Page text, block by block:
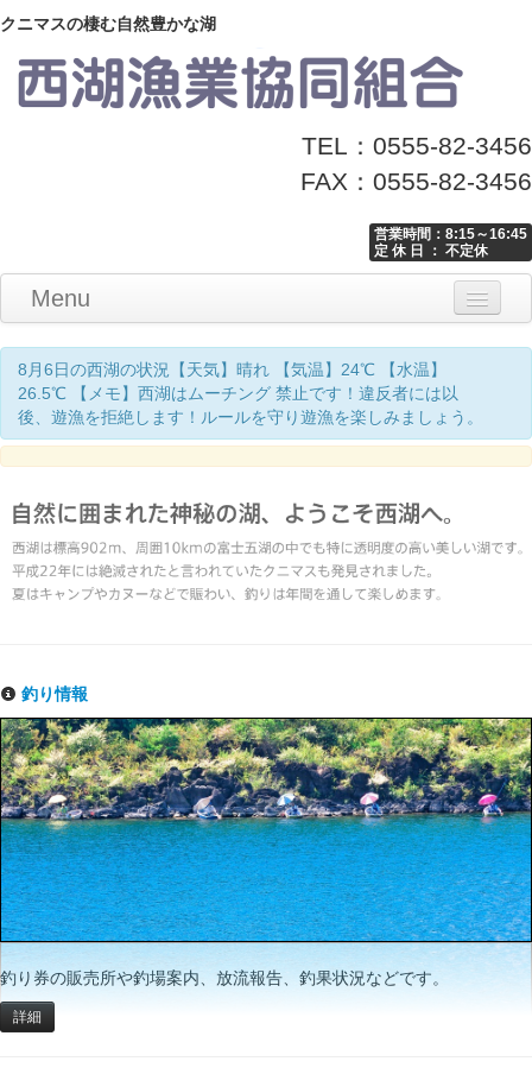
クニマスの棲む自然豊かな湖
TEL：0555-82-3456
FAX：0555-82-3456
営業時間：8:15～16:45
定 休 日 ： 不定休
Menu
Home
釣り情報
マナーとお願い
クニマス展示館
漁協からのお知らせ
お問い合わせ
8月6日の西湖の状況【天気】晴れ 【気温】24℃ 【水温】
26.5℃ 【メモ】西湖はムーチング 禁止です！違反者には以
後、遊漁を拒絶します！ルールを守り遊漁を楽しみましょう。
釣り情報
釣り券の販売所や釣場案内、放流報告、釣果状況などです。
詳細